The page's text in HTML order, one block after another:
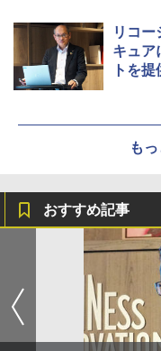
リコー
キュア
トを提
も
おすすめ記事